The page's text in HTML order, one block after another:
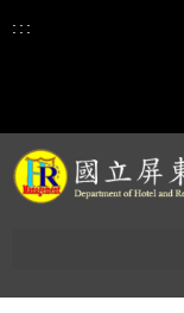
:::